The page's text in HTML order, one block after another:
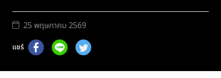
25 พฤษภาคม 2569
แชร์